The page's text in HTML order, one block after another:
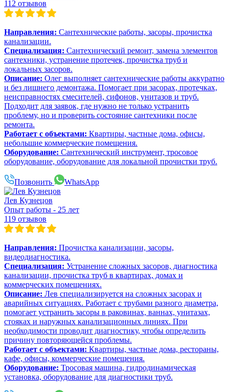
112 отзывов
Направления: Сантехнические работы, засоры, прочистка
канализации.
Специализация: Сантехнический ремонт, замена элементов
сантехники, устранение протечек, прочистка труб и
локальных засоров.
Описание: Олег выполняет сантехнические работы аккуратно
и без лишнего демонтажа. Помогает при засорах, протечках,
неисправностях смесителей, сифонов, унитазов и труб.
Подходит для заявок, где нужно не только устранить
проблему, но и проверить состояние сантехники после
ремонта.
Работает с объектами: Квартиры, частные дома, офисы,
небольшие коммерческие помещения.
Оборудование: Сантехнический инструмент, тросовое
оборудование, оборудование для локальной прочистки труб.
Позвонить WhatsApp
Лев Кузнецов
Опыт работы - 25 лет
119 отзывов
Направления: Прочистка канализации, засоры,
видеодиагностика.
Специализация: Устранение сложных засоров, диагностика
канализации, прочистка труб в квартирах, домах и
коммерческих помещениях.
Описание: Лев специализируется на сложных засорах и
аварийных ситуациях. Работает с трубами разного диаметра,
помогает устранить засоры в раковинах, ваннах, унитазах,
стояках и наружных канализационных линиях. При
необходимости проводит диагностику, чтобы определить
причину повторяющейся проблемы.
Работает с объектами: Квартиры, частные дома, рестораны,
кафе, офисы, коммерческие помещения.
Оборудование: Тросовая машина, гидродинамическая
установка, оборудование для диагностики труб.